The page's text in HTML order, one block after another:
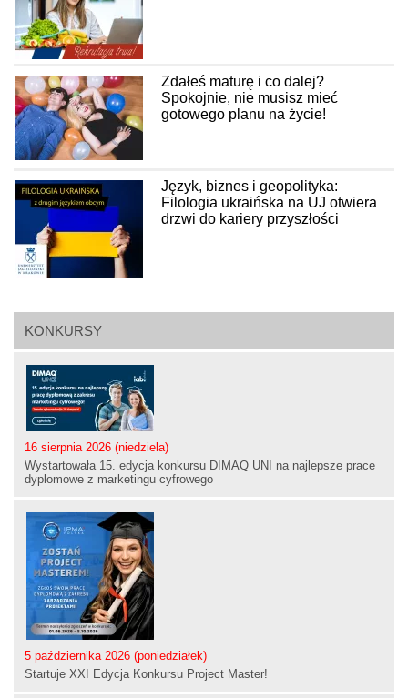
KONKURSY
16 sierpnia 2026 (niedziela)
Wystartowała 15. edycja konkursu DIMAQ UNI na najlepsze prace
dyplomowe z marketingu cyfrowego
5 października 2026 (poniedziałek)
Startuje XXI Edycja Konkursu Project Master!
Zdałeś maturę i co dalej?
Spokojnie, nie musisz mieć
gotowego planu na życie!
Język, biznes i geopolityka:
Filologia ukraińska na UJ otwiera
drzwi do kariery przyszłości